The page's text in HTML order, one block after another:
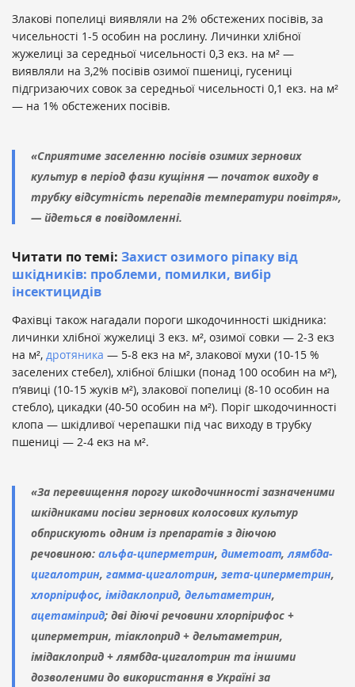
Злакові попелиці виявляли на 2% обстежених посівів, за
чисельності 1-5 особин на рослину. Личинки хлібної
жужелиці за середньої чисельності 0,3 екз. на м² —
виявляли на 3,2% посівів озимої пшениці, гусениці
підгризаючих совок за середньої чисельності 0,1 екз. на м²
— на 1% обстежених посівів.
«Сприятиме заселенню посівів озимих зернових
культур в період фази кущіння — початок виходу в
трубку відсутність перепадів температури повітря»,
— йдеться в повідомленні.
Читати по темі: Захист озимого ріпаку від
шкідників: проблеми, помилки, вибір
інсектицидів
Фахівці також нагадали пороги шкодочинності шкідника:
личинки хлібної жужелиці 3 екз. м², озимої совки — 2-3 екз
на м², дротяника — 5-8 екз на м², злакової мухи (10-15 %
заселених стебел), хлібної блішки (понад 100 особин на м²),
п’явиці (10-15 жуків м²), злакової попелиці (8-10 особин на
стебло), цикадки (40-50 особин на м²). Поріг шкодочинності
клопа — шкідливої черепашки під час виходу в трубку
пшениці — 2-4 екз на м².
«За перевищення порогу шкодочинності зазначеними
шкідниками посіви зернових колосових культур
обприскують одним із препаратів з діючою
речовиною: альфа-циперметрин, диметоат,лямбда-
цигалотрин, гамма-цигалотрин, зета-циперметрин,
хлорпірифос, імідаклоприд, дельтаметрин,
ацетаміприд; дві діючі речовини хлорпірифос +
циперметрин, тіаклоприд + дельтаметрин,
імідаклоприд + лямбда-цигалотрин та іншими
дозволеними до використання в Україні за